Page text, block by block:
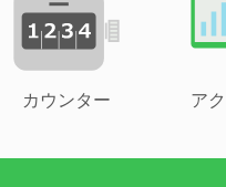
カウンター ア